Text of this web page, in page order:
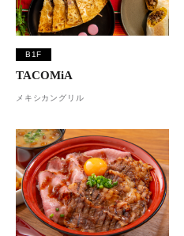
B1F
TACOMiA
メキシカングリル